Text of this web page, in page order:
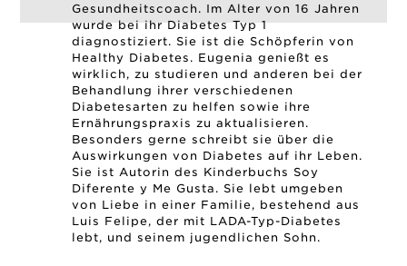
Gesundheitscoach. Im Alter von 16 Jahren
wurde bei ihr Diabetes Typ 1
diagnostiziert. Sie ist die Schöpferin von
Healthy Diabetes. Eugenia genießt es
wirklich, zu studieren und anderen bei der
Behandlung ihrer verschiedenen
Diabetesarten zu helfen sowie ihre
Ernährungspraxis zu aktualisieren.
Besonders gerne schreibt sie über die
Auswirkungen von Diabetes auf ihr Leben.
Sie ist Autorin des Kinderbuchs Soy
Diferente y Me Gusta. Sie lebt umgeben
von Liebe in einer Familie, bestehend aus
Luis Felipe, der mit LADA-Typ-Diabetes
lebt, und seinem jugendlichen Sohn.